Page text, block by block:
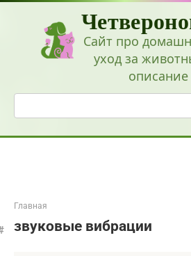
Перейти
Сайт про
уход за
Поиск:
Главная
звуковые вибрации